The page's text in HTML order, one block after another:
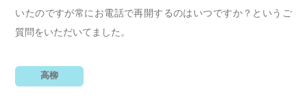
いたのですが常にお電話で再開するのはいつですか？というご
質問をいただいてました。
高柳